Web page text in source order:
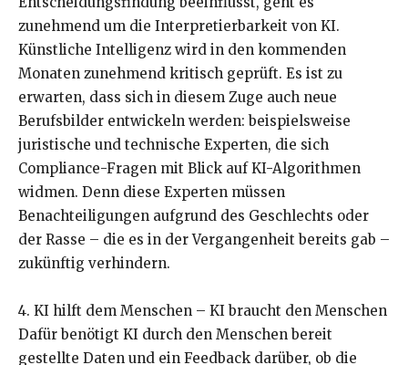
zunehmend um die Interpretierbarkeit von KI.
Künstliche Intelligenz wird in den kommenden
Monaten zunehmend kritisch geprüft. Es ist zu
erwarten, dass sich in diesem Zuge auch neue
Berufsbilder entwickeln werden: beispielsweise
juristische und technische Experten, die sich
Compliance-Fragen mit Blick auf KI-Algorithmen
widmen. Denn diese Experten müssen
Benachteiligungen aufgrund des Geschlechts oder
der Rasse – die es in der Vergangenheit bereits gab –
zukünftig verhindern.
4. KI hilft dem Menschen – KI braucht den Menschen
Dafür benötigt KI durch den Menschen bereit
gestellte Daten und ein Feedback darüber, ob die